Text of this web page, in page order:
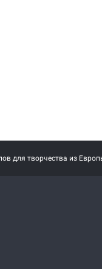
для творчества из